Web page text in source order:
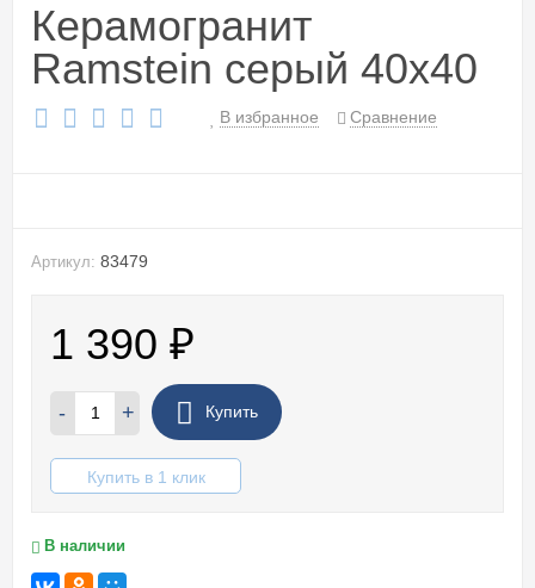
Керамогранит
Ramstein серый 40x40
В избранное Сравнение
Артикул: 83479
1 390 ₽
- + Купить
Купить в 1 клик
В наличии